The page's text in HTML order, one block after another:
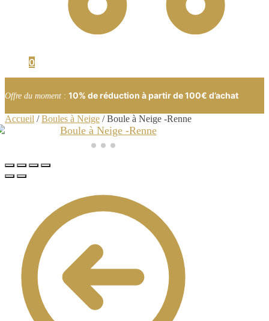
0
Offre du moment : 10% de réduction à partir de 100€ d’achat
Accueil /Boules à Neige /Boule à Neige -Renne